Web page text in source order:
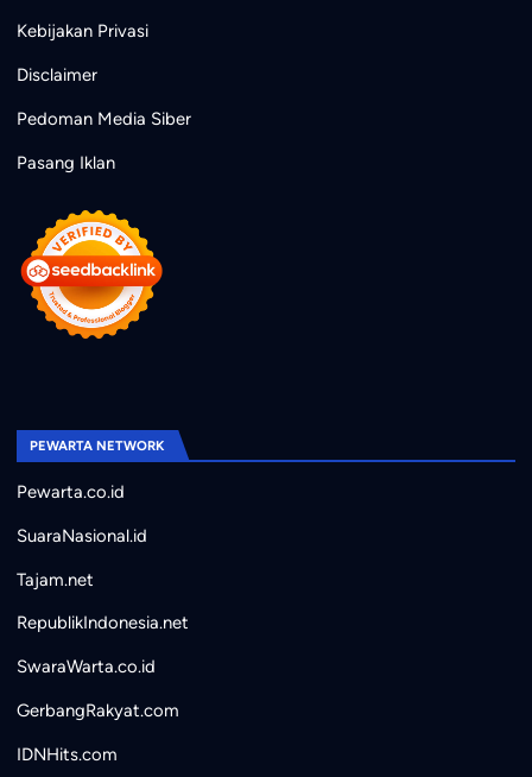
Kebijakan Privasi
Disclaimer
Pedoman Media Siber
Pasang Iklan
PEWARTA NETWORK
Pewarta.co.id
SuaraNasional.id
Tajam.net
RepublikIndonesia.net
SwaraWarta.co.id
GerbangRakyat.com
IDNHits.com